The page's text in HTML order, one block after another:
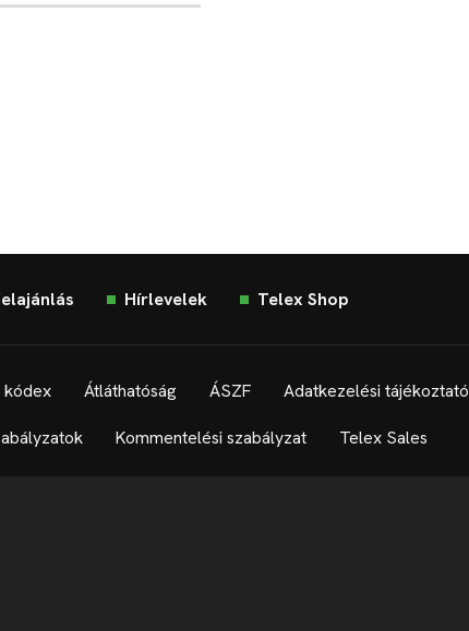
Hírlevelek Telex Shop
kódex Átláthatóság ÁSZF Adatkezelési tájékoztató
Kommentelési szabályzat Telex Sales